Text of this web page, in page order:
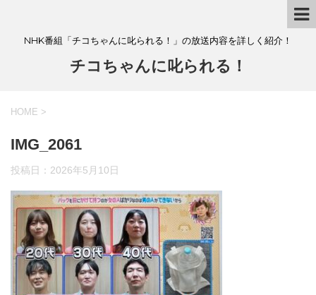
NHK番組「チコちゃんに叱られる！」の放送内容を詳しく紹介！
チコちゃんに叱られる！
HOME >
IMG_2061
投稿日： 2026年5月10日